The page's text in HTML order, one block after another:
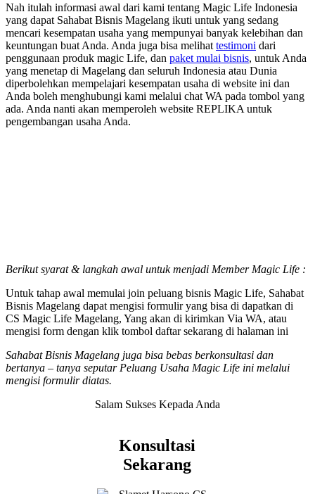
Nah itulah informasi awal dari kami tentang Magic Life Indonesia
yang dapat Sahabat Bisnis Magelang ikuti untuk yang sedang
mencari kesempatan usaha yang mempunyai banyak kelebihan dan
keuntungan buat Anda. Anda juga bisa melihat testimoni dari
penggunaan produk magic Life, dan paket mulai bisnis, untuk Anda
yang menetap di Magelang dan seluruh Indonesia atau Dunia
diperbolehkan mempelajari kesempatan usaha di website ini dan
Anda boleh menghubungi kami melalui chat WA pada tombol yang
ada. Anda nanti akan memperoleh website REPLIKA untuk
pengembangan usaha Anda.
Berikut syarat & langkah awal untuk menjadi Member Magic Life :
Untuk tahap awal memulai join peluang bisnis Magic Life, Sahabat
Bisnis Magelang dapat mengisi formulir yang bisa di dapatkan di
CS Magic Life Magelang, Yang akan di kirimkan Via WA, atau
mengisi form dengan klik tombol daftar sekarang di halaman ini
Sahabat Bisnis Magelang juga bisa bebas berkonsultasi dan
bertanya – tanya seputar Peluang Usaha Magic Life ini melalui
mengisi formulir diatas.
Salam Sukses Kepada Anda
Konsultasi
Sekarang